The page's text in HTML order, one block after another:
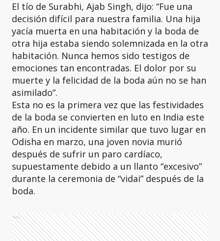
El tío de Surabhi, Ajab Singh, dijo: “Fue una
decisión difícil para nuestra familia. Una hija
yacía muerta en una habitación y la boda de
otra hija estaba siendo solemnizada en la otra
habitación. Nunca hemos sido testigos de
emociones tan encontradas. El dolor por su
muerte y la felicidad de la boda aún no se han
asimilado”.
Esta no es la primera vez que las festividades
de la boda se convierten en luto en India este
año. En un incidente similar que tuvo lugar en
Odisha en marzo, una joven novia murió
después de sufrir un paro cardíaco,
supuestamente debido a un llanto “excesivo”
durante la ceremonia de “vidai” después de la
boda.
Ads